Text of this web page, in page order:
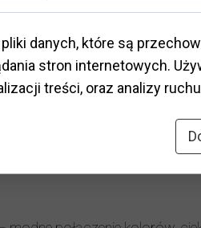
Typ
tworzywo
:
pliki danych, które są
stron internetowych.
treści, oraz analizy